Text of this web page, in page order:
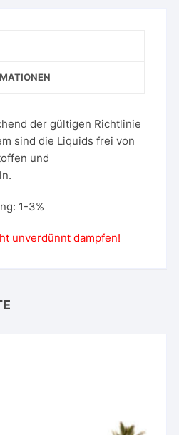
der gültigen Richtlinie
sind die Liquids frei von
und
1-3%
unverdünnt dampfen!